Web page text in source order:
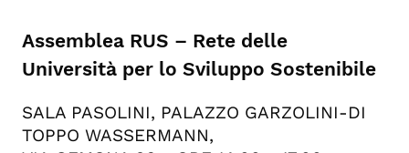
Assemblea RUS – Rete delle
Università per lo Sviluppo Sostenibile
SALA PASOLINI, PALAZZO GARZOLINI-DI
TOPPO WASSERMANN,